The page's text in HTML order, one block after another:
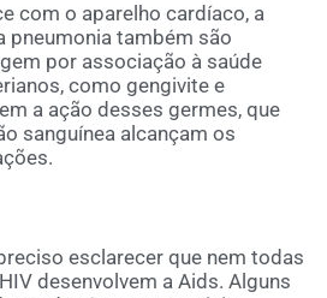
com o aparelho cardíaco, a
pneumonia também são
por associação à saúde
como gengivite e
a ação desses germes, que
sanguínea alcançam os
esclarecer que nem todas
desenvolvem a Aids. Alguns